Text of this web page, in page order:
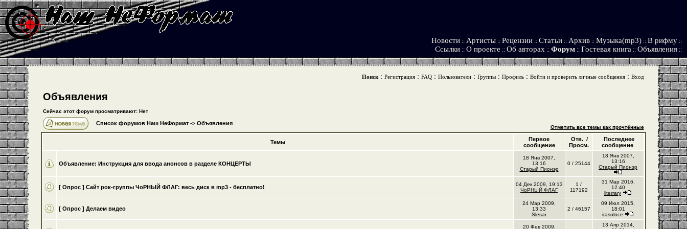
Новости :: Артисты :: Рецензии :: Статьи :: Архив :: Музыка(mp3) :: В рифму ::
Ссылки :: О проекте :: Об авторах :: Форум :: Гостевая книга :: Объявления ::
Поиск: Регистрация: FAQ: Пользователи: Группы: Профиль: Войти и проверить личные сообщения: Вход
Объявления
Сейчас этот форум просматривают: Нет
Список форумов Наш НеФормат-> Объявления
Отметить все темы как прочтённые
Темы
Первое
сообщение
Отв. /
Просм.
Последнее
сообщение
Объявление: Инструкция для ввода анонсов в разделе КОНЦЕРТЫ
18 Янв 2007,
13:16
Старый Пионэр
0 / 25144
18 Янв 2007,
13:16
Старый Пионэр
[ Опрос ] Cайт рок-группы ЧоРНЫЙ ФЛАГ: весь диск в mp3 - бесплатно!
04 Дек 2009, 19:13
ЧоРНЫЙ ФЛАГ
1 /
117192
31 Мар 2016,
12:40
literrary
[ Опрос ] Делаем видео
24 Мар 2009,
13:33
Slesar
2 / 46157
09 Июл 2015,
18:01
irasolnce
20 Фев 2009,
13 Апр 2014,